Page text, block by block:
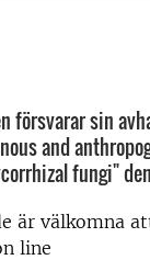
försvarar sin
and
fungi"
är välkomna
line